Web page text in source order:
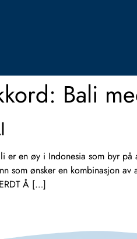
Bali
er en øy i Indonesia som byr
som ønsker en kombinasjon
Å […]